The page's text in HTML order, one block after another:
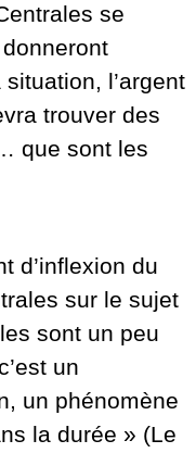
se
l’argent
trouver des
que sont les
d’inflexion du
sur le sujet
sont un peu
un
un phénomène
la durée » (Le